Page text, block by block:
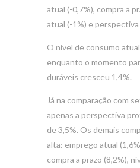
atual (-0,7%), compra a
atual (-1%) e
O nível de consumo
enquanto o momento
duráveis cresceu 1,4%.
Já na comparação com
apenas a perspectiva
de 3,5%. Os demais
alta: emprego atual
compra a prazo (8,2%),